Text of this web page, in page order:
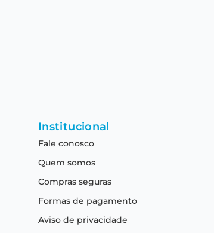
Institucional
Fale conosco
Quem somos
Compras seguras
Formas de pagamento
Aviso de privacidade